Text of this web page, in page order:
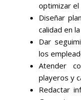
optimizar el
Diseñar
calidad en
Dar
los
Atender
playeros y
Redactar